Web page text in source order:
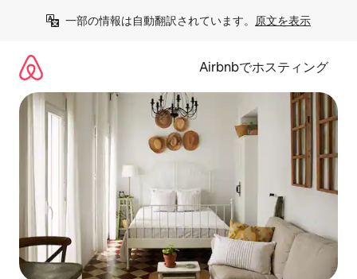
一部の情報は自動翻訳されています。 原文を表示
Airbnbでホスティング